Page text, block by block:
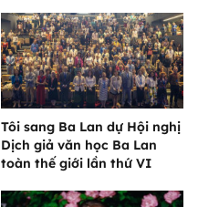
Tôi sang Ba Lan dự Hội nghị
Dịch giả văn học Ba Lan
toàn thế giới lần thứ VI